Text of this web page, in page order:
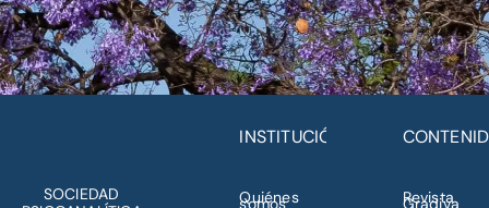
SOCIEDAD
INSTITUCIÓN
Quiénes
somos
Revista
Gradiva